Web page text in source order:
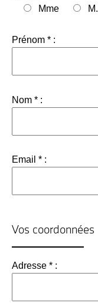
Mme
M.
Prénom * :
Nom * :
Email * :
Vos coordonnées
Adresse * :